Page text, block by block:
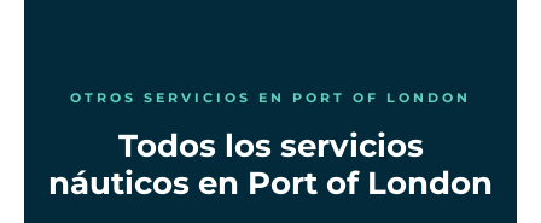
OTROS SERVICIOS EN PORT OF LONDON
Todos los servicios
náuticos en Port of London